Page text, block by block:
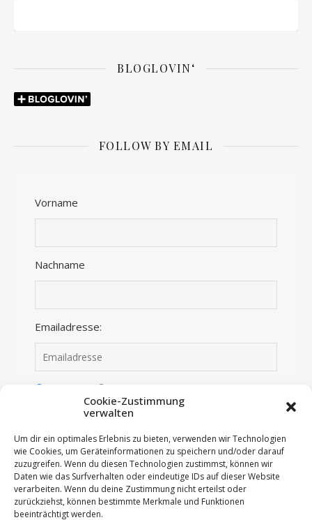
Cookie-Zustimmung
verwalten
Um dir ein optimales Erlebnis zu bieten, verwenden wir Technologien
wie Cookies, um Geräteinformationen zu speichern und/oder darauf
zuzugreifen. Wenn du diesen Technologien zustimmst, können wir
Daten wie das Surfverhalten oder eindeutige IDs auf dieser Website
verarbeiten. Wenn du deine Zustimmung nicht erteilst oder
zurückziehst, können bestimmte Merkmale und Funktionen
beeinträchtigt werden.
BLOGLOVIN‘
FOLLOW BY EMAIL
Vorname
Nachname
Emailadresse:
stimme dieser zu.